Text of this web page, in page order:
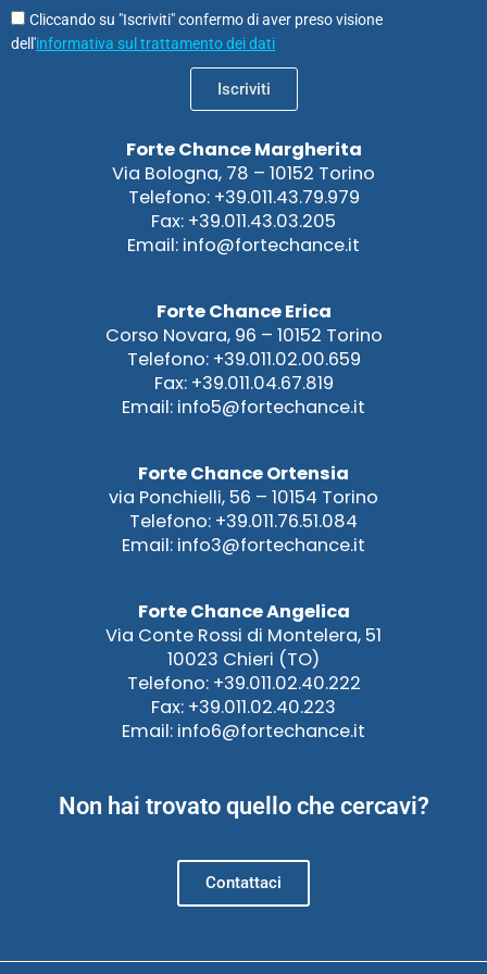
Cliccando su "Iscriviti" confermo di aver preso visione
dell'informativa sul trattamento dei dati
Iscriviti
Forte Chance Margherita
Via Bologna, 78 – 10152 Torino
Telefono: +39.011.43.79.979
Fax: +39.011.43.03.205
Email: info@fortechance.it
Forte Chance Erica
Corso Novara, 96 – 10152 Torino
Telefono: +39.011.02.00.659
Fax: +39.011.04.67.819
Email: info5@fortechance.it
Forte Chance Ortensia
via Ponchielli, 56 – 10154 Torino
Telefono: +39.011.76.51.084
Email: info3@fortechance.it
Forte Chance Angelica
Via Conte Rossi di Montelera, 51
10023 Chieri (TO)
Telefono: +39.011.02.40.222
Fax: +39.011.02.40.223
Email: info6@fortechance.it
Non hai trovato quello che cercavi?
Contattaci